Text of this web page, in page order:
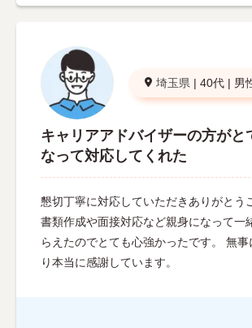
埼玉県 | 40代 | 男
キャリアアドバイザーの方がと
なって対応してくれた
懇切丁寧に対応していただきありがとう
書類作成や面接対応など親身になって一
らえたのでとても心強かったです。 無事
り本当に感謝しています。